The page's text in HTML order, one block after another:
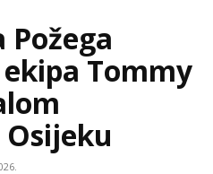
media
Požega
Tommy